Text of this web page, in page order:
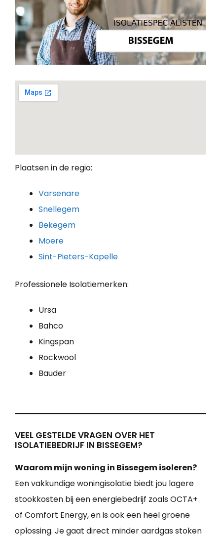
Plaatsen in de regio:
Varsenare
Snellegem
Bekegem
Moere
Sint-Pieters-Kapelle
Professionele Isolatiemerken:
Ursa
Bahco
Kingspan
Rockwool
Bauder
VEEL GESTELDE VRAGEN OVER HET
ISOLATIEBEDRIJF IN BISSEGEM?
Waarom mijn woning in Bissegem isoleren?
Een vakkundige woningisolatie biedt jou lagere
stookkosten bij een energiebedrijf zoals OCTA+
of Comfort Energy, en is ook een heel groene
oplossing. Je gaat direct minder aardgas stoken